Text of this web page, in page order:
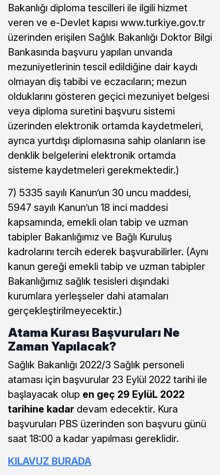
Bakanlığı diploma tescilleri ile ilgili hizmet
veren ve e-Devlet kapısı www.turkiye.gov.tr
üzerinden erişilen Sağlık Bakanlığı Doktor Bilgi
Bankasında başvuru yapılan unvanda
mezuniyetlerinin tescil edildiğine dair kaydı
olmayan diş tabibi ve eczacıların; mezun
olduklarını gösteren geçici mezuniyet belgesi
veya diploma suretini başvuru sistemi
üzerinden elektronik ortamda kaydetmeleri,
ayrıca yurtdışı diplomasına sahip olanların ise
denklik belgelerini elektronik ortamda
sisteme kaydetmeleri gerekmektedir.)
7) 5335 sayılı Kanun’un 30 uncu maddesi,
5947 sayılı Kanun’un 18 inci maddesi
kapsamında, emekli olan tabip ve uzman
tabipler Bakanlığımız ve Bağlı Kuruluş
kadrolarını tercih ederek başvurabilirler. (Aynı
kanun gereği emekli tabip ve uzman tabipler
Bakanlığımız sağlık tesisleri dışındaki
kurumlara yerleşseler dahi atamaları
gerçekleştirilmeyecektir.)
Atama Kurası Başvuruları Ne
Zaman Yapılacak?
Sağlık Bakanlığı 2022/3 Sağlık personeli
ataması için başvurular 23 Eylül 2022 tarihi ile
başlayacak olup en geç 29 EylüL 2022
tarihine kadar devam edecektir. Kura
başvuruları PBS üzerinden son başvuru günü
saat 18:00 a kadar yapılması gereklidir.
KILAVUZ BURADA